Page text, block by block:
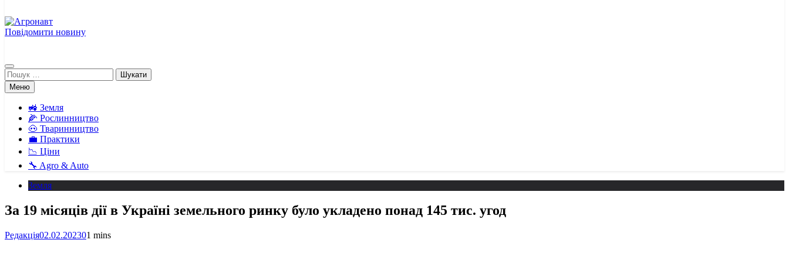
Повідомити новину
Пошук:
Меню
🚜 Земля
🌽 Рослинництво
🐽 Тваринництво
💼 Практики
📉 Ціни
🔧 Agro & Auto
Земля
За 19 місяців дії в Україні земельного ринку було укладено понад 145 тис. угод
Редакція02.02.202301 mins